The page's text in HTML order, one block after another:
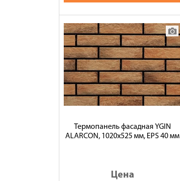
Термопанель фасадная YGIN
ALARCON, 1020х525 мм, EPS 40 мм
Цена